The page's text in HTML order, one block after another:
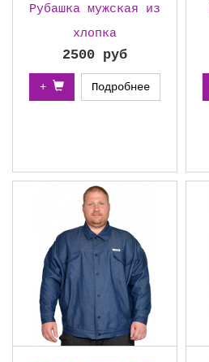
Рубашка мужская из
хлопка
2500 руб
+ Подробнее